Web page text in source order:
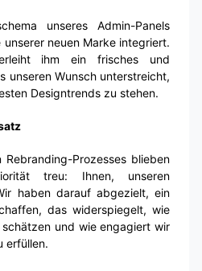
unseres Admin-Panels
neuen Marke integriert.
ihm ein frisches und
unseren Wunsch unterstreicht,
Designtrends zu stehen.
Prozesses blieben
treu: Ihnen, unseren
haben darauf abgezielt, ein
das widerspiegelt, wie
und wie engagiert wir
erfüllen.